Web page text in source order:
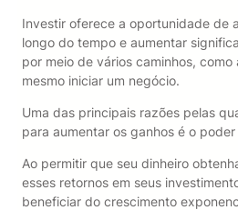
Investir oferece a oportunidade de
longo do tempo e aumentar
por meio de vários caminhos, como
mesmo iniciar um negócio.
Uma das principais razões pelas
para aumentar os ganhos é o
Ao permitir que seu dinheiro
esses retornos em seus
beneficiar do crescimento